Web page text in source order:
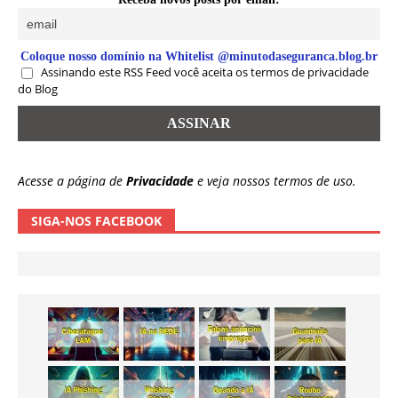
Coloque nosso domínio na Whitelist @minutodaseguranca.blog.br
Assinando este RSS Feed você aceita os termos de privacidade
do Blog
Acesse a página de Privacidade e veja nossos termos de uso.
SIGA-NOS FACEBOOK